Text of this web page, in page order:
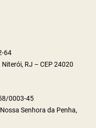
64
RJ – CEP 24020
0003-45
Senhora da Penha,